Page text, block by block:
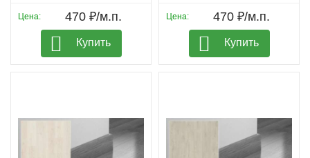
Цена: 470 ₽/м.п.
Купить
Цена: 470 ₽/м.п.
Купить